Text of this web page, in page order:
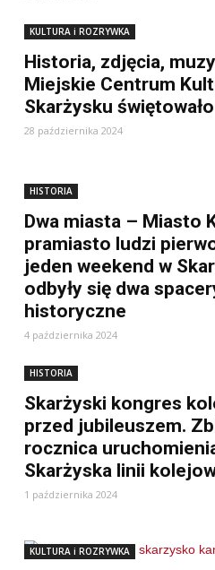
KULTURA i ROZRYWKA
Historia, zdjęcia,
Miejskie Centrum
Skarżysku
28 października 2024
HISTORIA
Dwa miasta – Miasto
pramiasto ludzi
jeden weekend w
odbyły się dwa
historyczne
4 października 2024
HISTORIA
Skarżyski kongres
przed jubileuszem.
rocznica
Skarżyska linii
1 października 2024
KULTURA i ROZRYWKA